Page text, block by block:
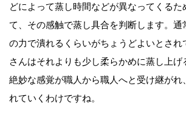
どによって蒸し時間などが異なってくるた
て、その感触で蒸し具合を判断します。通
の力で潰れるくらいがちょうどよいとされ
さんはそれよりも少し柔らかめに蒸し上げ
絶妙な感覚が職人から職人へと受け継がれ
れていくわけですね。